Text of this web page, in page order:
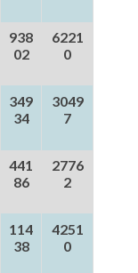
938
02
6221
0
349
34
3049
7
441
86
2776
2
114
38
4251
0